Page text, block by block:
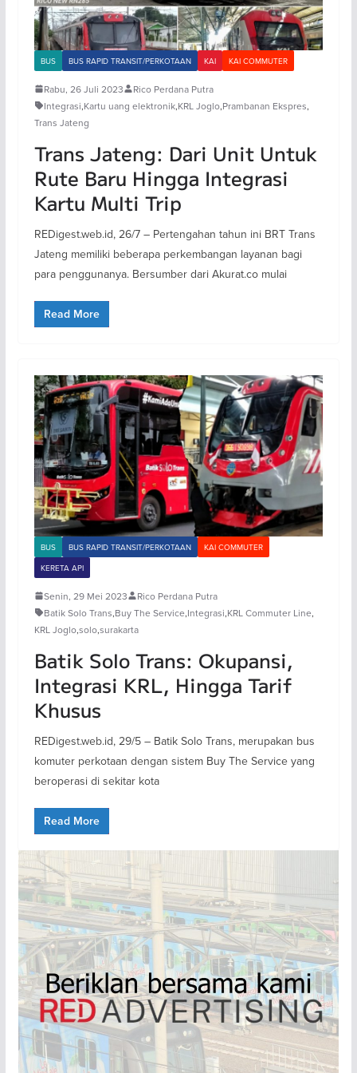
BUS BUS RAPID TRANSIT/PERKOTAAN KAI KAI COMMUTER
Rabu, 26 Juli 2023
Rico Perdana Putra
Integrasi,Kartu uang elektronik,KRL Joglo,Prambanan Ekspres,
Trans Jateng
Trans Jateng: Dari Unit Untuk
Rute Baru Hingga Integrasi
Kartu Multi Trip
REDigest.web.id, 26/7 – Pertengahan tahun ini BRT Trans
Jateng memiliki beberapa perkembangan layanan bagi
para penggunanya. Bersumber dari Akurat.co mulai
Read More
BUS BUS RAPID TRANSIT/PERKOTAAN
KAI COMMUTER
KERETA API
Senin, 29 Mei 2023
Rico Perdana Putra
Batik Solo Trans,Buy The Service,Integrasi,KRL Commuter Line,
KRL Joglo,solo,surakarta
Batik Solo Trans: Okupansi,
Integrasi KRL, Hingga Tarif
Khusus
REDigest.web.id, 29/5 – Batik Solo Trans, merupakan bus
komuter perkotaan dengan sistem Buy The Service yang
beroperasi di sekitar kota
Read More